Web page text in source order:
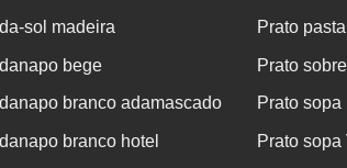
sol madeira
bege
branco adamascado
branco hotel
Prato pasta
Prato
Prato sopa
Prato